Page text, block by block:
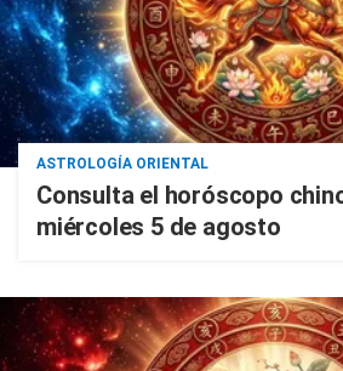
ASTROLOGÍA ORIENTAL
Consulta el horóscopo
miércoles 5 de agosto